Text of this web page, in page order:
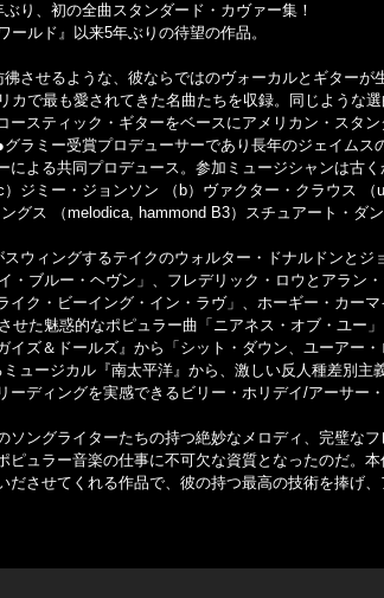
り、初の全曲スタンダード・カヴァー集！
ルド』以来5年ぶりの待望の作品。
させるような、彼ならではのヴォーカルとギターが
カで最も愛されてきた名曲たちを収録。同じような
スティック・ギターをベースにアメリカン・スタ
ラミー受賞プロデューサーであり長年のジェイムス
よる共同プロデュース。参加ミュージシャンは古
ジミー・ジョンソン （b）ヴァクター・クラウス （
グス （melodica, hammond B3）スチュアート・ダ
ウィングするテイクのウォルター・ドナルドンとジ
・ブルー・ヘヴン」、フレデリック・ロウとアラン
ク・ビーイング・イン・ラヴ」、ホーギー・カー
せた魅惑的なポピュラー曲「ニアネス・オブ・ユー
ズ＆ドールズ』から「シット・ダウン、ユーアー
ュージカル『南太平洋』から、激しい反人種差別主
ディングを実感できるビリー・ホリデイ/アーサー
ングライターたちの持つ絶妙なメロディ、完璧な
ュラー音楽の仕事に不可欠な資質となったのだ。
ださせてくれる作品で、彼の持つ最高の技術を捧げ